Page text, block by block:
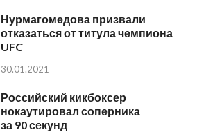
Нурмагомедова призвали
отказаться от титула чемпиона
UFC
30.01.2021
Российский кикбоксер
нокаутировал соперника
за 90 секунд